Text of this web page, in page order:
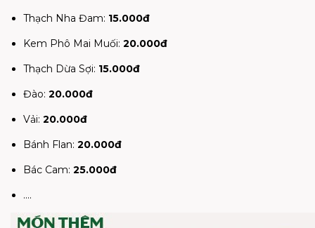
Thạch Nha Đam: 15.000đ
Kem Phô Mai Muối: 20.000đ
Thạch Dừa Sợi: 15.000đ
Đào: 20.000đ
Vải: 20.000đ
Bánh Flan: 20.000đ
Bác Cam: 25.000đ
....